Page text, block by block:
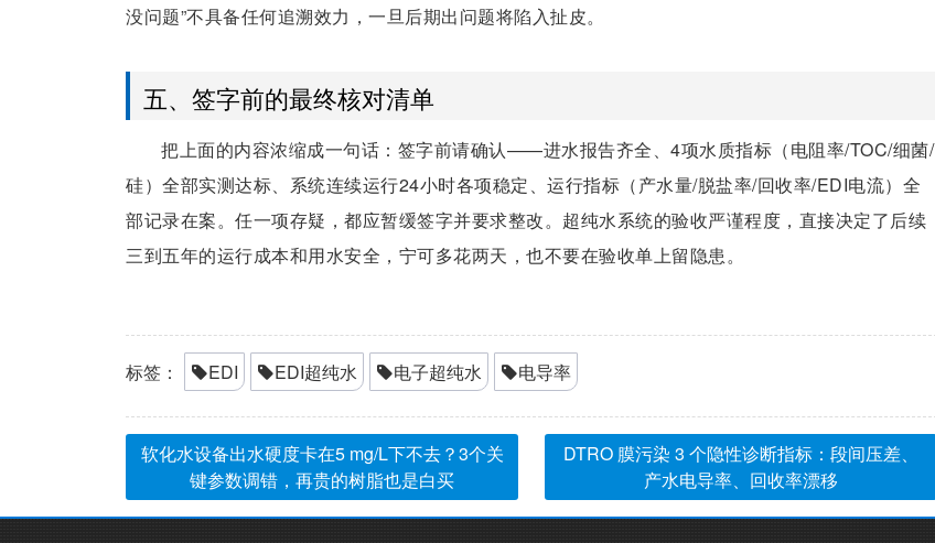
没问题”不具备任何追溯效力，一旦后期出问题将陷入扯皮。
五、签字前的最终核对清单
把上面的内容浓缩成一句话：签字前请确认——进水报告齐全、4项水质指标（电阻率/TOC/细菌/
硅）全部实测达标、系统连续运行24小时各项稳定、运行指标（产水量/脱盐率/回收率/EDI电流）全
部记录在案。任一项存疑，都应暂缓签字并要求整改。超纯水系统的验收严谨程度，直接决定了后续
三到五年的运行成本和用水安全，宁可多花两天，也不要在验收单上留隐患。
标签： EDI EDI超纯水 电子超纯水 电导率
软化水设备出水硬度卡在5 mg/L下不去？3个关
键参数调错，再贵的树脂也是白买
DTRO 膜污染 3 个隐性诊断指标：段间压差、
产水电导率、回收率漂移